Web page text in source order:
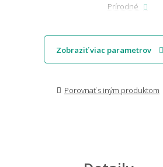
Prírodné
Zobraziť viac parametrov
Porovnať s iným produktom